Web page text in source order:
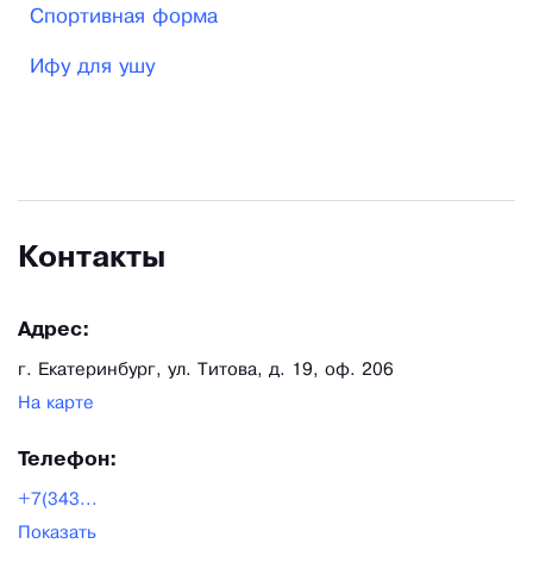
Спортивная форма
Ифу для ушу
Контакты
Адрес:
г. Екатеринбург, ул. Титова, д. 19, оф. 206
На карте
Телефон:
+7(343...
Показать